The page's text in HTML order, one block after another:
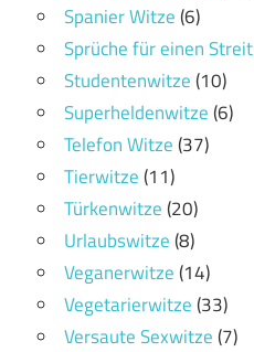
Spanier Witze(6)
Sprüche für einen Streit
Studentenwitze(10)
Superheldenwitze(6)
Telefon Witze(37)
Tierwitze(11)
Türkenwitze(20)
Urlaubswitze(8)
Veganerwitze(14)
Vegetarierwitze(33)
Versaute Sexwitze(7)